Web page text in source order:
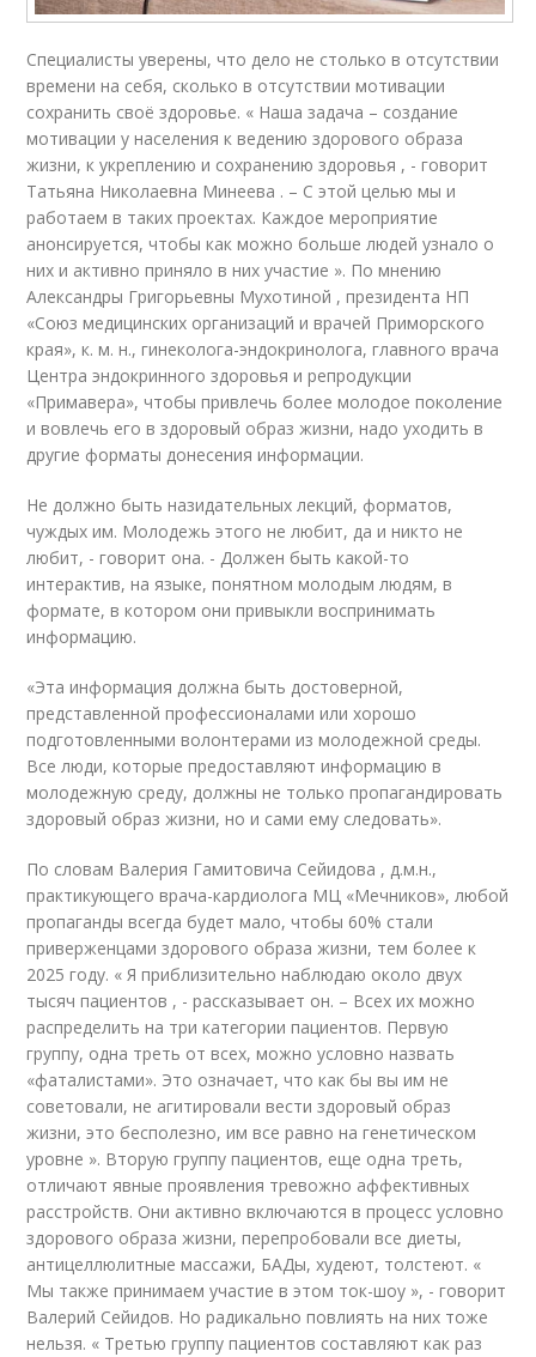
Специалисты уверены, что дело не столько в отсутствии
времени на себя, сколько в отсутствии мотивации
сохранить своё здоровье. « Наша задача – создание
мотивации у населения к ведению здорового образа
жизни, к укреплению и сохранению здоровья , - говорит
Татьяна Николаевна Минеева . – С этой целью мы и
работаем в таких проектах. Каждое мероприятие
анонсируется, чтобы как можно больше людей узнало о
них и активно приняло в них участие ». По мнению
Александры Григорьевны Мухотиной , президента НП
«Союз медицинских организаций и врачей Приморского
края», к. м. н., гинеколога-эндокринолога, главного врача
Центра эндокринного здоровья и репродукции
«Примавера», чтобы привлечь более молодое поколение
и вовлечь его в здоровый образ жизни, надо уходить в
другие форматы донесения информации.
Не должно быть назидательных лекций, форматов,
чуждых им. Молодежь этого не любит, да и никто не
любит, - говорит она. - Должен быть какой-то
интерактив, на языке, понятном молодым людям, в
формате, в котором они привыкли воспринимать
информацию.
«Эта информация должна быть достоверной,
представленной профессионалами или хорошо
подготовленными волонтерами из молодежной среды.
Все люди, которые предоставляют информацию в
молодежную среду, должны не только пропагандировать
здоровый образ жизни, но и сами ему следовать».
По словам Валерия Гамитовича Сейидова , д.м.н.,
практикующего врача-кардиолога МЦ «Мечников», любой
пропаганды всегда будет мало, чтобы 60% стали
приверженцами здорового образа жизни, тем более к
2025 году. « Я приблизительно наблюдаю около двух
тысяч пациентов , - рассказывает он. – Всех их можно
распределить на три категории пациентов. Первую
группу, одна треть от всех, можно условно назвать
«фаталистами». Это означает, что как бы вы им не
советовали, не агитировали вести здоровый образ
жизни, это бесполезно, им все равно на генетическом
уровне ». Вторую группу пациентов, еще одна треть,
отличают явные проявления тревожно аффективных
расстройств. Они активно включаются в процесс условно
здорового образа жизни, перепробовали все диеты,
антицеллюлитные массажи, БАДы, худеют, толстеют. «
Мы также принимаем участие в этом ток-шоу », - говорит
Валерий Сейидов. Но радикально повлиять на них тоже
нельзя. « Третью группу пациентов составляют как раз